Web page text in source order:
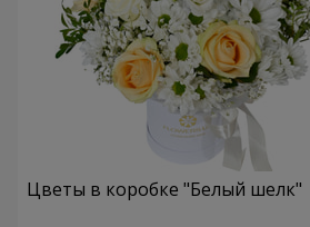
Цветы в коробке "Белый шелк"